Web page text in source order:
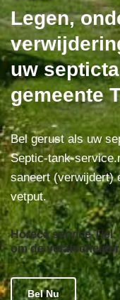
Legen,
uw
gemeente
Bel gerust als uw
Septic-tank-
saneert (verwijdert)
vetput.
Horeca service Tiel:
om de
Bel Nu